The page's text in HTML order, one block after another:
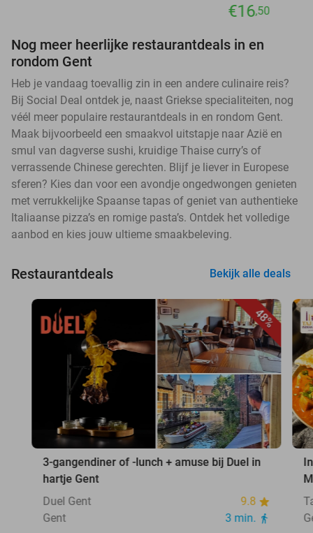
€16,50
Nog meer heerlijke restaurantdeals in en
rondom Gent
Heb je vandaag toevallig zin in een andere culinaire reis?
Bij Social Deal ontdek je, naast Griekse specialiteiten, nog
véél meer populaire restaurantdeals in en rondom Gent.
Maak bijvoorbeeld een smaakvol uitstapje naar Azië en
smul van dagverse sushi, kruidige Thaise curry’s of
verrassende Chinese gerechten. Blijf je liever in Europese
sferen? Kies dan voor een avondje ongedwongen genieten
met verrukkelijke Spaanse tapas of geniet van authentieke
Italiaanse pizza’s en romige pasta’s. Ontdek het volledige
aanbod en kies jouw ultieme smaakbeleving.
Restaurantdeals Bekijk alle deals
48%
3-gangendiner of -lunch + amuse bij Duel in
hartje Gent
Duel Gent
9.8
Gent
3 min.